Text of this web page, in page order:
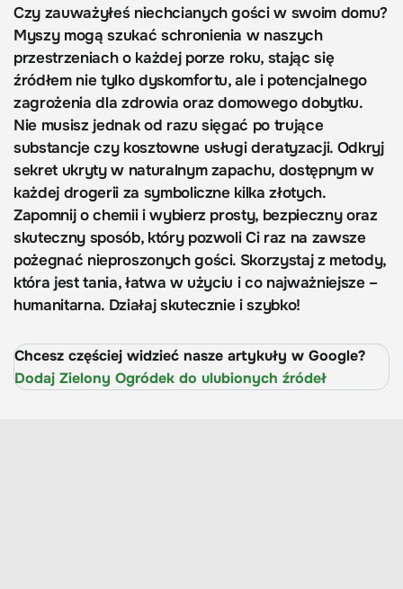
Czy zauważyłeś niechcianych gości w swoim domu?
Myszy mogą szukać schronienia w naszych
przestrzeniach o każdej porze roku, stając się
źródłem nie tylko dyskomfortu, ale i potencjalnego
zagrożenia dla zdrowia oraz domowego dobytku.
Nie musisz jednak od razu sięgać po trujące
substancje czy kosztowne usługi deratyzacji. Odkryj
sekret ukryty w naturalnym zapachu, dostępnym w
każdej drogerii za symboliczne kilka złotych.
Zapomnij o chemii i wybierz prosty, bezpieczny oraz
skuteczny sposób, który pozwoli Ci raz na zawsze
pożegnać nieproszonych gości. Skorzystaj z metody,
która jest tania, łatwa w użyciu i co najważniejsze –
humanitarna. Działaj skutecznie i szybko!
Chcesz częściej widzieć nasze artykuły w Google?
Dodaj Zielony Ogródek do ulubionych źródeł